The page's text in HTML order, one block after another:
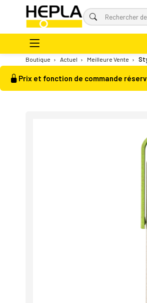
Boutique › Actuel › Meilleure Vente ›
Prix et fonction de commande